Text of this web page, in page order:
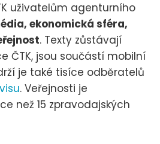
uživatelům agenturního
ekonomická sféra,
. Texty zůstávají
ČTK, jsou součástí mobilní
je také tisíce odběratelů
. Veřejnosti je
než 15 zpravodajských